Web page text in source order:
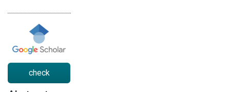
check